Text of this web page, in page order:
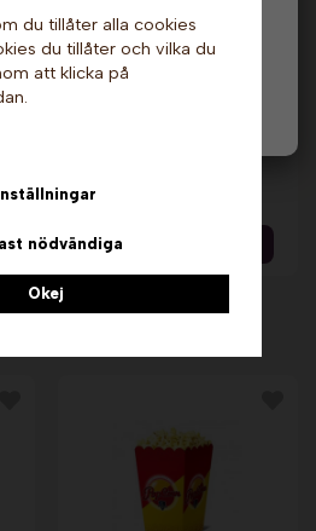
moms) för hur våra priser
du tillåter alla cookies
du tillåter och vilka du
att klicka på
Inställningar
nödvändiga
Okej